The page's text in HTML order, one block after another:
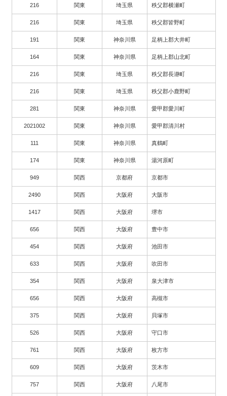
216 関東 埼玉県 秩父郡横瀬町
216 関東 埼玉県 秩父郡皆野町
191 関東 神奈川県 足柄上郡大井町
164 関東 神奈川県 足柄上郡山北町
216 関東 埼玉県 秩父郡長瀞町
216 関東 埼玉県 秩父郡小鹿野町
281 関東 神奈川県 愛甲郡愛川町
2021002 関東 神奈川県 愛甲郡清川村
111 関東 神奈川県 真鶴町
174 関東 神奈川県 湯河原町
949 関西 京都府 京都市
2490 関西 大阪府 大阪市
1417 関西 大阪府 堺市
656 関西 大阪府 豊中市
454 関西 大阪府 池田市
633 関西 大阪府 吹田市
354 関西 大阪府 泉大津市
656 関西 大阪府 高槻市
375 関西 大阪府 貝塚市
526 関西 大阪府 守口市
761 関西 大阪府 枚方市
609 関西 大阪府 茨木市
757 関西 大阪府 八尾市